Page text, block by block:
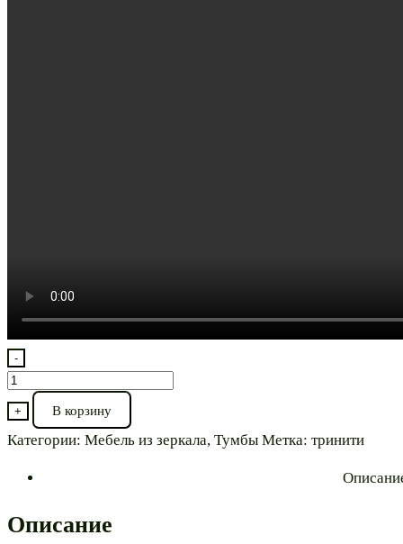
-
Количество
товара
Тумба
зеркальная
Куб
41"
+ В корзину
Категории: Мебель из зеркала, Тумбы Метка: тринити
Описание